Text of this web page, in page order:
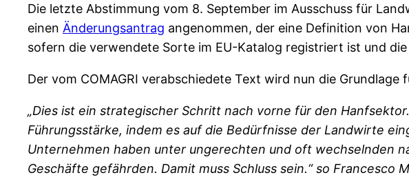
Die letzte Abstimmung vom 8. September im Ausschuss für
einen Änderungsantrag angenommen, der eine Definition von
sofern die verwendete Sorte im EU-Katalog registriert ist und
Der vom COMAGRI verabschiedete Text wird nun die
„Dies ist ein strategischer Schritt nach vorne für den
Führungsstärke, indem es auf die Bedürfnisse der Landwirte
Unternehmen haben unter ungerechten und oft wechselnden
Geschäfte gefährden. Damit muss Schluss sein.“ so Francesco